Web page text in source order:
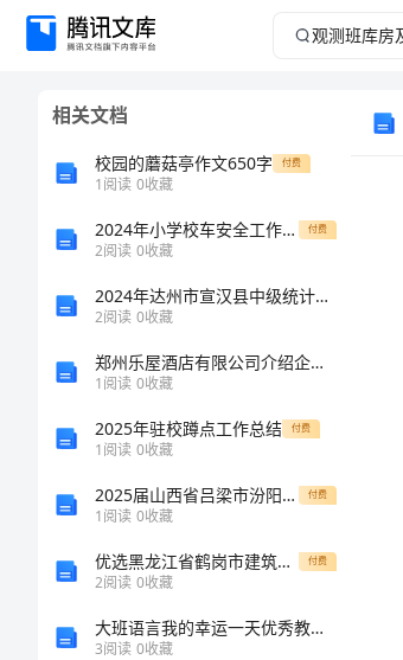
观
相关文档
校园的蘑菇亭作文650字 付费
1阅读 0收藏
2024年小学校车安全工作总结 付费
2阅读 0收藏
2024年达州市宣汉县中级统计师《统计基础知识理论及相关知识》深度自测卷完整版
2阅读 0收藏
郑州乐屋酒店有限公司介绍企业发展分析报告
1阅读 0收藏
2025年驻校蹲点工作总结 付费
1阅读 0收藏
2025届山西省吕梁市汾阳中学高一生物上学期期末综合测试试题含解析 付费
1阅读 0收藏
优选黑龙江省鹤岗市建筑工程三类人员安全知识岗前培训及继续教育考试大全含答案（培优A卷） 付费
2阅读 0收藏
大班语言我的幸运一天优秀教案反思
3阅读 0收藏